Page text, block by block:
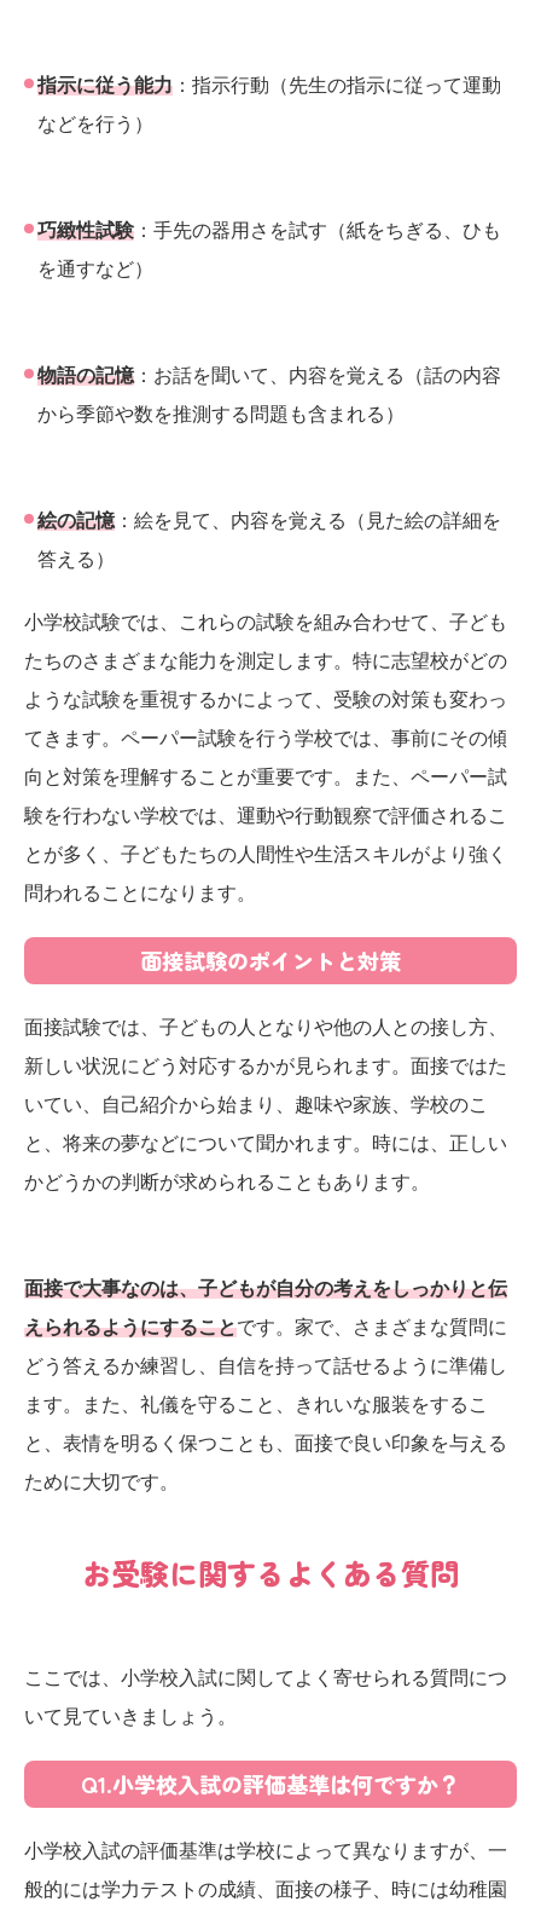
指示に従う能力 ：指示行動（先生の指示に従って運動
などを行う）
巧緻性試験 ：手先の器用さを試す（紙をちぎる、ひも
を通すなど）
物語の記憶 ：お話を聞いて、内容を覚える（話の内容
から季節や数を推測する問題も含まれる）
絵の記憶 ：絵を見て、内容を覚える（見た絵の詳細を
答える）
小学校試験では、これらの試験を組み合わせて、子ども
たちのさまざまな能力を測定します。特に志望校がどの
ような試験を重視するかによって、受験の対策も変わっ
てきます。ペーパー試験を行う学校では、事前にその傾
向と対策を理解することが重要です。また、ペーパー試
験を行わない学校では、運動や行動観察で評価されるこ
とが多く、子どもたちの人間性や生活スキルがより強く
問われることになります。
面接試験のポイントと対策
面接試験では、子どもの人となりや他の人との接し方、
新しい状況にどう対応するかが見られます。面接ではた
いてい、自己紹介から始まり、趣味や家族、学校のこ
と、将来の夢などについて聞かれます。時には、正しい
かどうかの判断が求められることもあります。
面接で大事なのは、子どもが自分の考えをしっかりと伝
えられるようにすることです。家で、さまざまな質問に
どう答えるか練習し、自信を持って話せるように準備し
ます。また、礼儀を守ること、きれいな服装をするこ
と、表情を明るく保つことも、面接で良い印象を与える
ために大切です。
お受験に関するよくある質問
ここでは、小学校入試に関してよく寄せられる質問につ
いて見ていきましょう。
Q1.小学校入試の評価基準は何ですか？
小学校入試の評価基準は学校によって異なりますが、一
般的には学力テストの成績、面接の様子、時には幼稚園